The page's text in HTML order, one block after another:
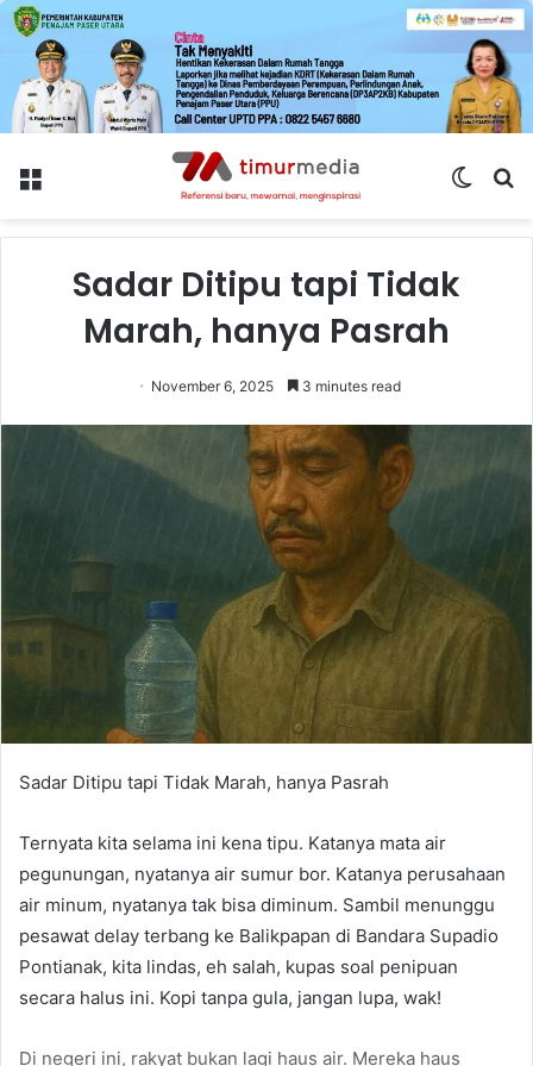
Menu
Switch
Sadar Ditipu tapi Tidak
Marah, hanya Pasrah
November 6, 2025 3 minutes read
Sadar Ditipu tapi Tidak Marah, hanya Pasrah
Ternyata kita selama ini kena tipu. Katanya mata air
pegunungan, nyatanya air sumur bor. Katanya perusahaan
air minum, nyatanya tak bisa diminum. Sambil menunggu
pesawat delay terbang ke Balikpapan di Bandara Supadio
Pontianak, kita lindas, eh salah, kupas soal penipuan
secara halus ini. Kopi tanpa gula, jangan lupa, wak!
Di negeri ini, rakyat bukan lagi haus air. Mereka haus